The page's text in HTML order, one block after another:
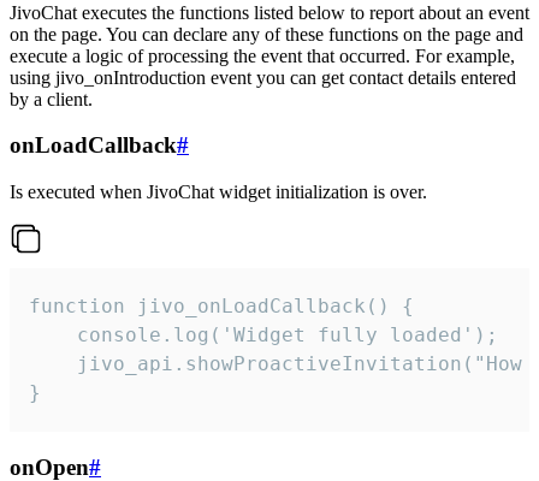
JivoChat executes the functions listed below to report about an event
on the page. You can declare any of these functions on the page and
execute a logic of processing the event that occurred. For example,
using jivo_onIntroduction event you can get contact details entered
by a client.
onLoadCallback#
Is executed when JivoChat widget initialization is over.
function jivo_onLoadCallback() {
    console.log('Widget fully loaded');
jivo_api.showProactiveInvitation("How
}
onOpen#